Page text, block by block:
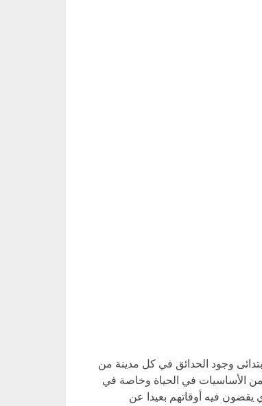
وجود الحدائق في كل مدينة من
من الأساسيات في الحياة وخاصة في
يقضون فيه أوقاتهم بعيدا عن